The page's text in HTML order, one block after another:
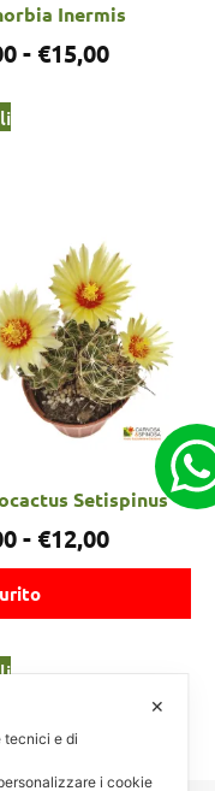
Inermis
- €15,00
Setispinus
- €12,00
✕
tecnici e di
i cookie